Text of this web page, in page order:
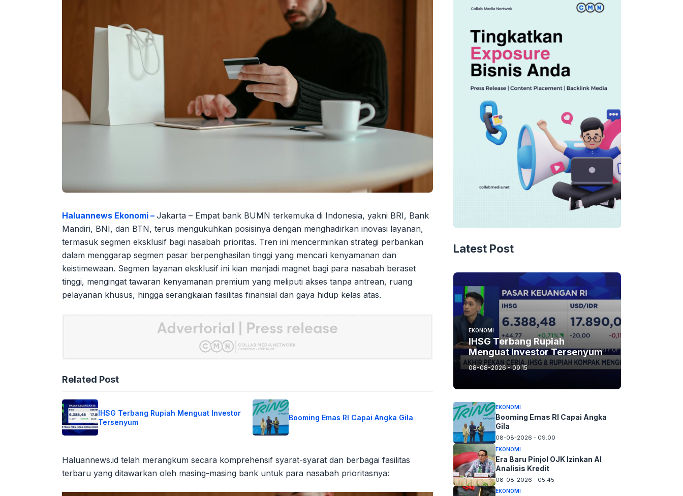
Haluannews Ekonomi – Jakarta – Empat bank BUMN terkemuka di Indonesia, yakni BRI, Bank
Mandiri, BNI, dan BTN, terus mengukuhkan posisinya dengan menghadirkan inovasi layanan,
termasuk segmen eksklusif bagi nasabah prioritas. Tren ini mencerminkan strategi perbankan
dalam menggarap segmen pasar berpenghasilan tinggi yang mencari kenyamanan dan
keistimewaan. Segmen layanan eksklusif ini kian menjadi magnet bagi para nasabah beraset
tinggi, mengingat tawaran kenyamanan premium yang meliputi akses tanpa antrean, ruang
pelayanan khusus, hingga serangkaian fasilitas finansial dan gaya hidup kelas atas.
Related Post
IHSG Terbang Rupiah Menguat Investor
Tersenyum
Booming Emas RI Capai Angka Gila
Haluannews.id telah merangkum secara komprehensif syarat-syarat dan berbagai fasilitas
terbaru yang ditawarkan oleh masing-masing bank untuk para nasabah prioritasnya:
Latest Post
EKONOMI
IHSG Terbang Rupiah
Menguat Investor Tersenyum
08-08-2026 - 09.15
EKONOMI
Booming Emas RI Capai Angka
Gila
08-08-2026 - 09.00
EKONOMI
Era Baru Pinjol OJK Izinkan AI
Analisis Kredit
08-08-2026 - 05.45
EKONOMI